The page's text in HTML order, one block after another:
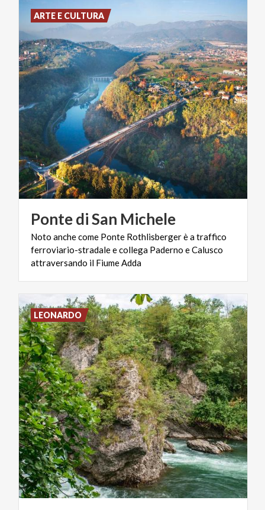
PontediSan Michele
Noto anche come Ponte Rothlisberger è a traffico
ferroviario-stradale e collega Paderno e Calusco
attraversando il Fiume Adda
ARTE E CULTURA
LEONARDO